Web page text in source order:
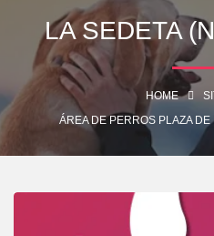
LA SEDETA
HOME
ÁREA DE PERROS PLAZA